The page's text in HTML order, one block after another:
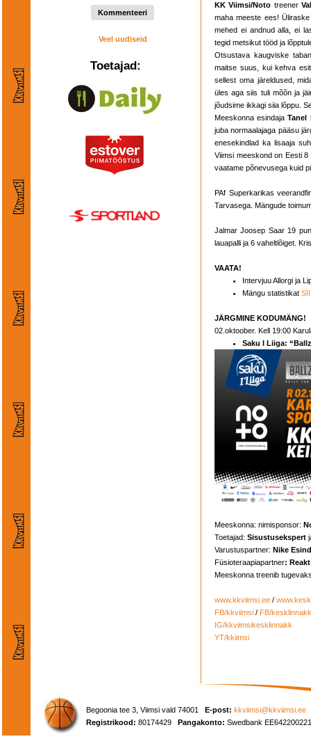
Kommenteeri
Veel uudiseid
Toetajad:
KK Viimsi/Noto treener
maha meeste ees!
mehed ei andnud alla, ei
tegid metsikut tööd ja
Otsustava kaugviske
maitse suus, kui kehva
sellest oma järeldused,
üles aga siis tuli mõõn ja
jõudsime ikkagi siia lõppu.
Meeskonna esindaja Tanel
juba normaalajaga pääsu
enesekindlad ka lisaaja
Viimsi meeskond on Eesti
vaatame põnevusega kuid
PAf Superkarikas
Tarvasega. Mängude
Jalmar Joosep Saar 19
lauapalli ja 6 vaheltlõiget.
VAATA!
Intervjuu Allorgi ja
Mängu statistikat
JÄRGMINE KODUMÄNG!
02.oktoober. Kell 19:00
Saku I Liiga:
Meeskonna: nimisponsor:
Toetajad: Sisustusekspert
Varustuspartner: Nike
Füsioteraapiapartner:
Meeskonna treenib
www.kkviimsi.ee /
FB/kkviimsi / FB/kesklinnakk
IG/kkviimsikesklinnakk
YT/kkiimsi
Begoonia tee 3, Viimsi vald 74001 E-post: kkviimsi@kkviimsi.ee
Registrikood: 80174429 Pangakonto: Swedbank